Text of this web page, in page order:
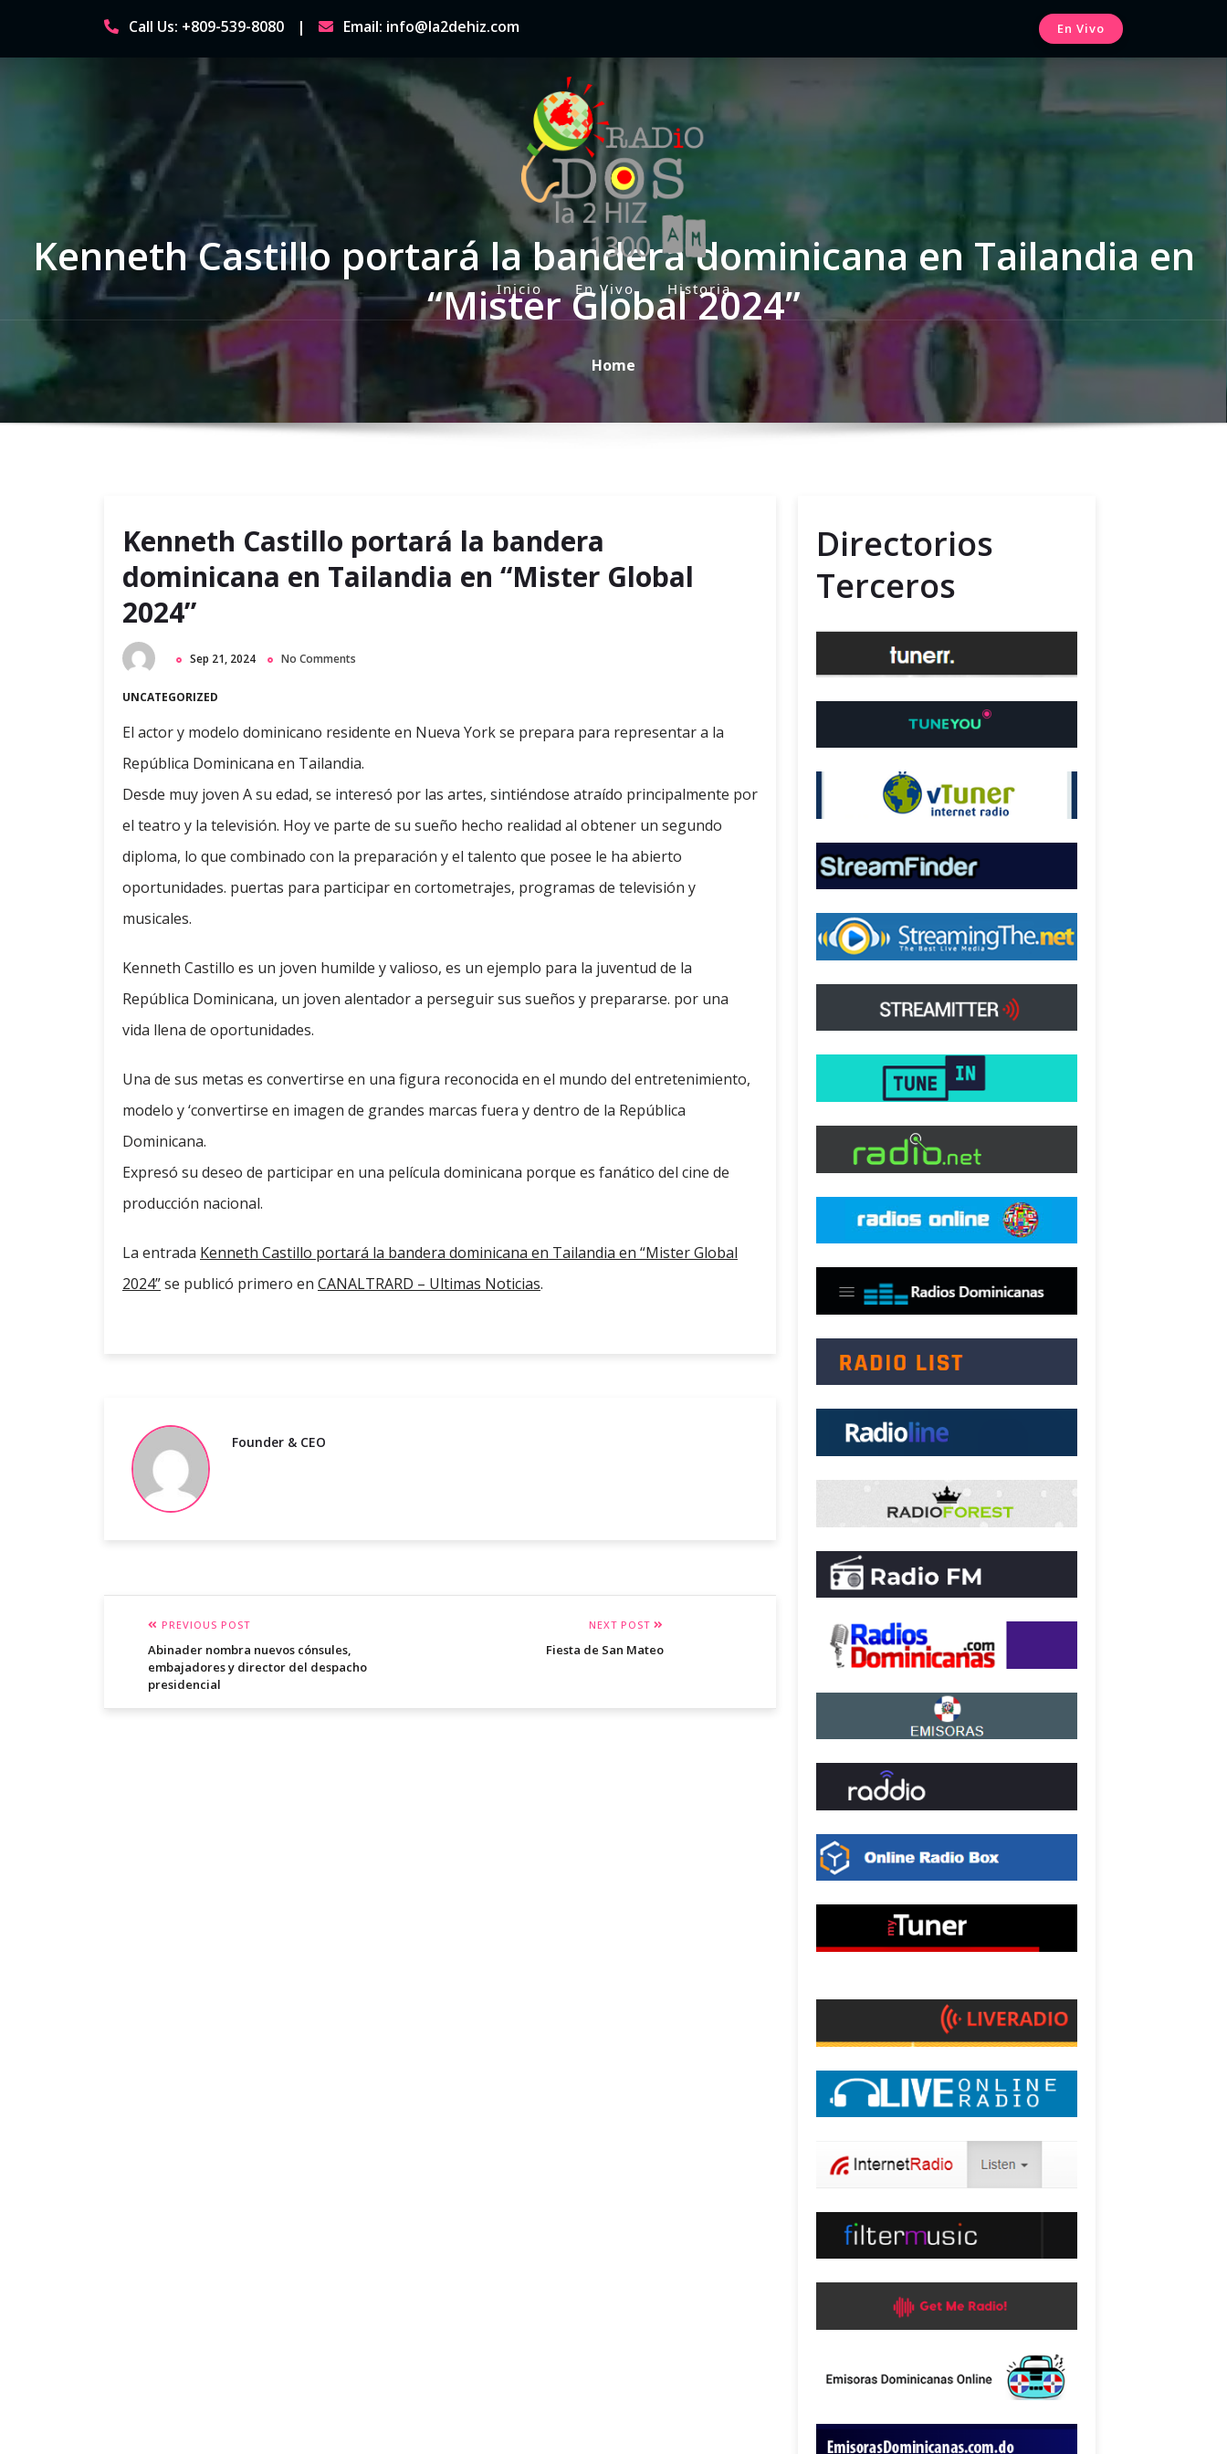
content
Call Us: +809-539-8080 Email: info@la2dehiz.com En Vivo
P
r
i
a
r
u
Inicio En Vivo Historia
Kenneth Castillo portará la bandera dominicana en Tailandia en
“Mister Global 2024”
Home
Kenneth Castillo portará la bandera
dominicana en Tailandia en “Mister Global
2024”
Sep 21, 2024 No Comments
UNCATEGORIZED
El actor y modelo dominicano residente en Nueva York se prepara para representar a la
República Dominicana en Tailandia.
Desde muy joven A su edad, se interesó por las artes, sintiéndose atraído principalmente por
el teatro y la televisión. Hoy ve parte de su sueño hecho realidad al obtener un segundo
diploma, lo que combinado con la preparación y el talento que posee le ha abierto
oportunidades. puertas para participar en cortometrajes, programas de televisión y
musicales.
Kenneth Castillo es un joven humilde y valioso, es un ejemplo para la juventud de la
República Dominicana, un joven alentador a perseguir sus sueños y prepararse. por una
vida llena de oportunidades.
Una de sus metas es convertirse en una figura reconocida en el mundo del entretenimiento,
modelo y ‘convertirse en imagen de grandes marcas fuera y dentro de la República
Dominicana.
Expresó su deseo de participar en una película dominicana porque es fanático del cine de
producción nacional.
La entrada Kenneth Castillo portará la bandera dominicana en Tailandia en “Mister Global
2024”se publicó primero en CANALTRARD – Ultimas Noticias.
Founder & CEO
PREVIOUS POST
Abinader nombra nuevos cónsules,
embajadores y director del despacho
presidencial
NEXT POST
Fiesta de San Mateo
Directorios
Terceros